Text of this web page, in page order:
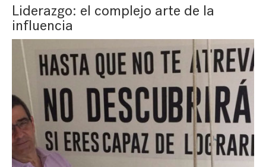
Liderazgo: el complejo arte de la
influencia